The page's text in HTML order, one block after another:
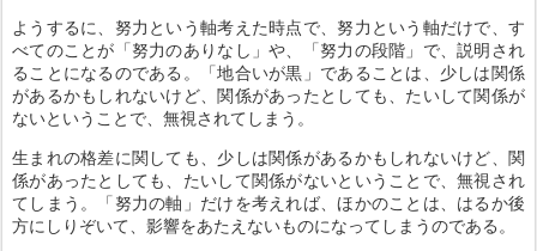
ようするに、努力という軸考えた時点で、努力という軸だけで、す
べてのことが「努力のありなし」や、「努力の段階」で、説明され
ることになるのである。「地合いが黒」であることは、少しは関係
があるかもしれないけど、関係があったとしても、たいして関係が
ないということで、無視されてしまう。
生まれの格差に関しても、少しは関係があるかもしれないけど、関
係があったとしても、たいして関係がないということで、無視され
てしまう。「努力の軸」だけを考えれば、ほかのことは、はるか後
方にしりぞいて、影響をあたえないものになってしまうのである。